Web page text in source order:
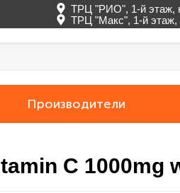
ТРЦ "РИО", 1-й этаж,
ТРЦ "Макс", 1-й этаж,
Производители
C 1000mg